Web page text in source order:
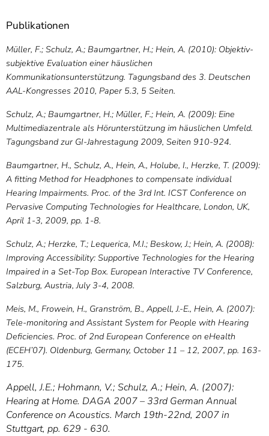
Publikationen
Müller, F.; Schulz, A.; Baumgartner, H.; Hein, A. (2010): Objektiv-
subjektive Evaluation einer häuslichen
Kommunikationsunterstützung. Tagungsband des 3. Deutschen
AAL-Kongresses 2010, Paper 5.3, 5 Seiten.
Schulz, A.; Baumgartner, H.; Müller, F.; Hein, A. (2009): Eine
Multimediazentrale als Hörunter­stützung im häuslichen Umfeld.
Tagungsband zur GI-Jahrestagung 2009, Seiten 910-924.
Baumgartner, H., Schulz, A., Hein, A., Holube, I., Herzke, T. (2009):
A fitting Method for Headphones to compensate individual
Hearing Impairments. Proc. of the 3rd Int. ICST Conference on
Pervasive Computing Technologies for Healthcare, London, UK,
April 1-3, 2009, pp. 1-8.
Schulz, A.; Herzke, T.; Lequerica, M.I.; Beskow, J.; Hein, A. (2008):
Improving Accessibility: Supportive Technologies for the Hearing
Impaired in a Set-Top Box. European Interactive TV Conference,
Salzburg, Austria, July 3-4, 2008.
Meis, M., Frowein, H., Granström, B., Appell, J.-E., Hein, A. (2007):
Tele-monitoring and Assistant System for People with Hearing
Deficiencies. Proc. of 2nd European Conference on eHealth
(ECEH’07). Oldenburg, Germany, October 11 – 12, 2007, pp. 163-
175.
Appell, J.E.; Hohmann, V.; Schulz, A.; Hein, A. (2007):
Hearing at Home. DAGA 2007 – 33rd German Annual
Conference on Acoustics. March 19th-22nd, 2007 in
Stuttgart, pp. 629 - 630.